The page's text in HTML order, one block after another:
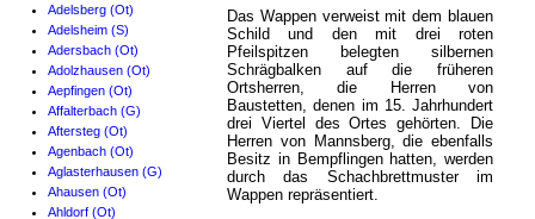
Adelsberg (Ot)
Adelsheim (S)
Adersbach (Ot)
Adolzhausen (Ot)
Aepfingen (Ot)
Affalterbach (G)
Aftersteg (Ot)
Agenbach (Ot)
Aglasterhausen (G)
Ahausen (Ot)
Ahldorf (Ot)
Das Wappen verweist mit dem blauen
Schild und den mit drei roten
Pfeilspitzen belegten silbernen
Schrägbalken auf die früheren
Ortsherren, die Herren von
Baustetten, denen im 15. Jahrhundert
drei Viertel des Ortes gehörten. Die
Herren von Mannsberg, die ebenfalls
Besitz in Bempflingen hatten, werden
durch das Schachbrettmuster im
Wappen repräsentiert.